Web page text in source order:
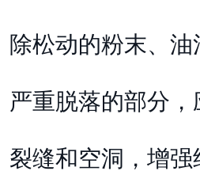
除松动的粉末、
严重脱落的部分
裂缝和空洞，增强